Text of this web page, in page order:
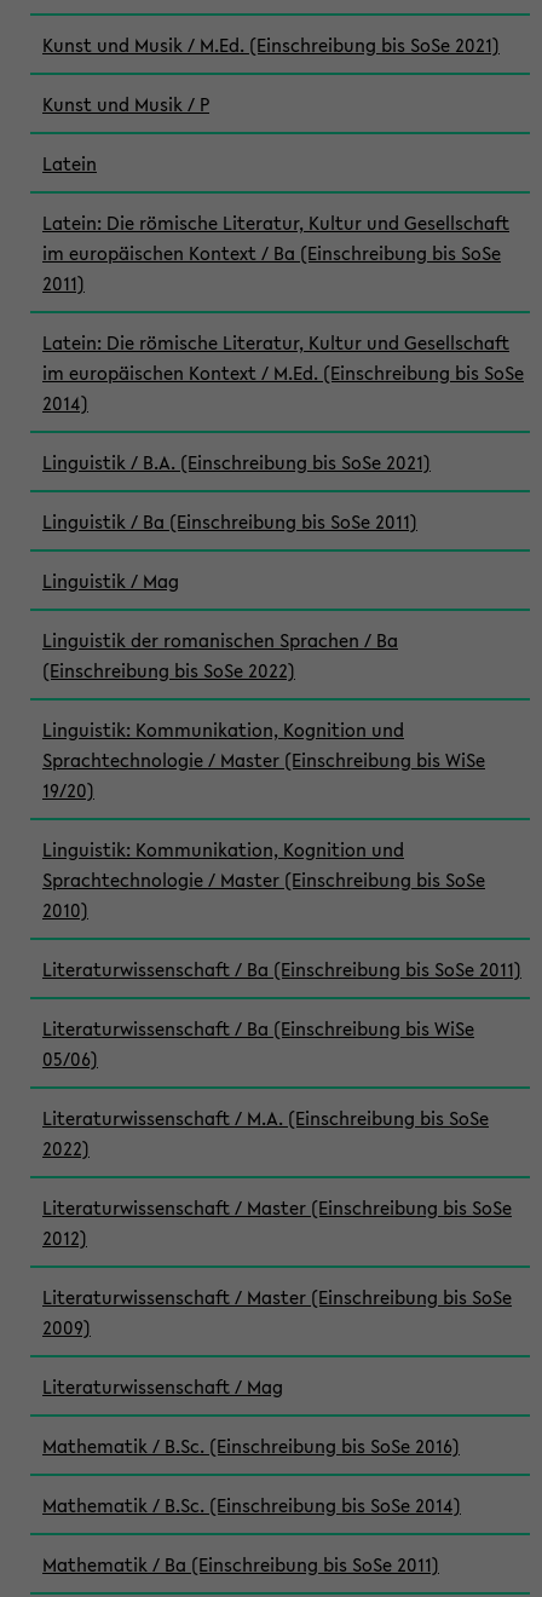
Kunst und Musik / M.Ed. (Einschreibung bis SoSe 2021)
Kunst und Musik / P
Latein
Latein: Die römische Literatur, Kultur und Gesellschaft
im europäischen Kontext / Ba (Einschreibung bis SoSe
2011)
Latein: Die römische Literatur, Kultur und Gesellschaft
im europäischen Kontext / M.Ed. (Einschreibung bis SoSe
2014)
Linguistik / B.A. (Einschreibung bis SoSe 2021)
Linguistik / Ba (Einschreibung bis SoSe 2011)
Linguistik / Mag
Linguistik der romanischen Sprachen / Ba
(Einschreibung bis SoSe 2022)
Linguistik: Kommunikation, Kognition und
Sprachtechnologie / Master (Einschreibung bis WiSe
19/20)
Linguistik: Kommunikation, Kognition und
Sprachtechnologie / Master (Einschreibung bis SoSe
2010)
Literaturwissenschaft / Ba (Einschreibung bis SoSe 2011)
Literaturwissenschaft / Ba (Einschreibung bis WiSe
05/06)
Literaturwissenschaft / M.A. (Einschreibung bis SoSe
2022)
Literaturwissenschaft / Master (Einschreibung bis SoSe
2012)
Literaturwissenschaft / Master (Einschreibung bis SoSe
2009)
Literaturwissenschaft / Mag
Mathematik / B.Sc. (Einschreibung bis SoSe 2016)
Mathematik / B.Sc. (Einschreibung bis SoSe 2014)
Mathematik / Ba (Einschreibung bis SoSe 2011)